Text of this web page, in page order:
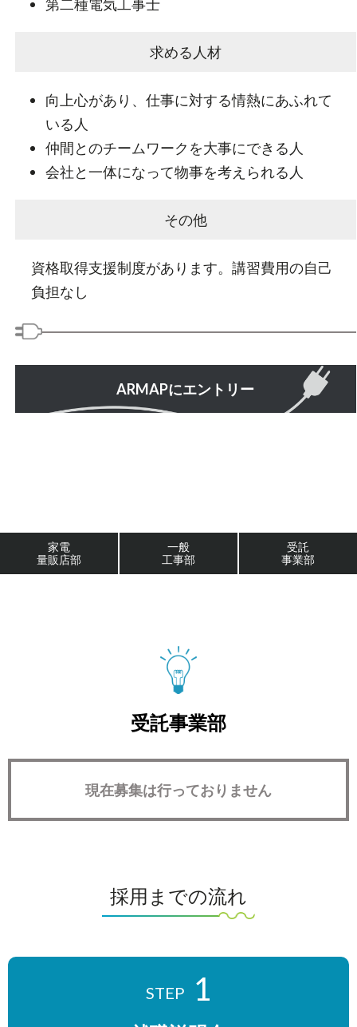
第二種電気工事士
求める人材
向上心があり、仕事に対する情熱にあふれて
いる人
仲間とのチームワークを大事にできる人
会社と一体になって物事を考えられる人
その他
資格取得支援制度があります。講習費用の自己
負担なし
ARMAPにエントリー
家電
量販店部
一般
工事部
受託
事業部
受託事業部
現在募集は行っておりません
採用までの流れ
1